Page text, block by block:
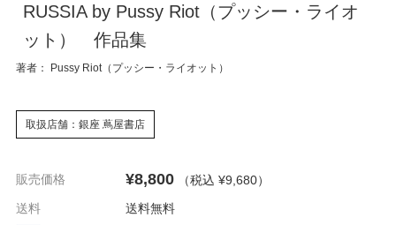
RUSSIA by Pussy Riot（プッシー・ライオ
ット） 作品集
著者： Pussy Riot（プッシー・ライオット）
取扱店舗：銀座 蔦屋書店
販売価格 ¥8,800 （税込 ¥9,680）
送料
送料無料